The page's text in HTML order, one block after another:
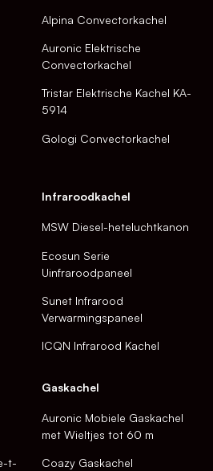
Alpina Convectorkachel
Auronic Elektrische
Convectorkachel
Tristar Elektrische Kachel KA-
5914
Gologi Convectorkachel
Infraroodkachel
MSW Diesel-heteluchtkanon
Ecosun Serie
Uinfraroodpaneel
Sunet Infrarood
Verwarmingspaneel
ICQN Infrarood Kachel
t-
Gaskachel
Auronic Mobiele Gaskachel
met Wieltjes tot 60 m
Coazy Gaskachel